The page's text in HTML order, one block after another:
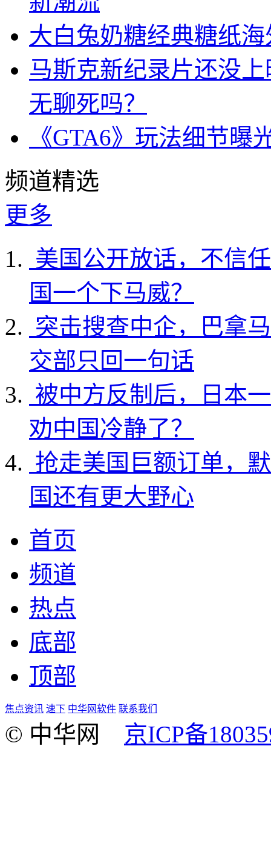
大白兔奶糖经典糖纸
马斯克新纪录片还没
无聊死吗？
《GTA6》玩法细节
频道精选
更多
美国公开放话，不信
国一个下马威？
突击搜查中企，巴拿
交部只回一句话
被中方反制后，日本
劝中国冷静了？
抢走美国巨额订单，
国还有更大野心
首页
频道
热点
底部
顶部
焦点资讯 速下 中华网软件 联系我们
© 中华网 京ICP备